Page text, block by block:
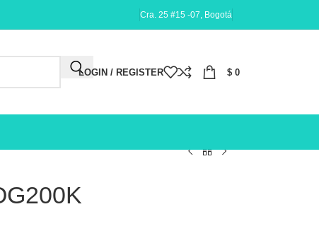
Cra. 25 #15 -07, Bogotá
LOGIN / REGISTER $ 0